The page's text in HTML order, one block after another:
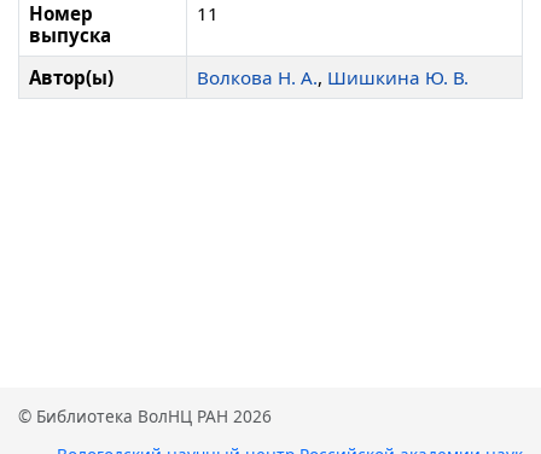
Номер
выпуска
11
Автор(ы) Волкова Н. А., Шишкина Ю. В.
© Библиотека ВолНЦ РАН 2026